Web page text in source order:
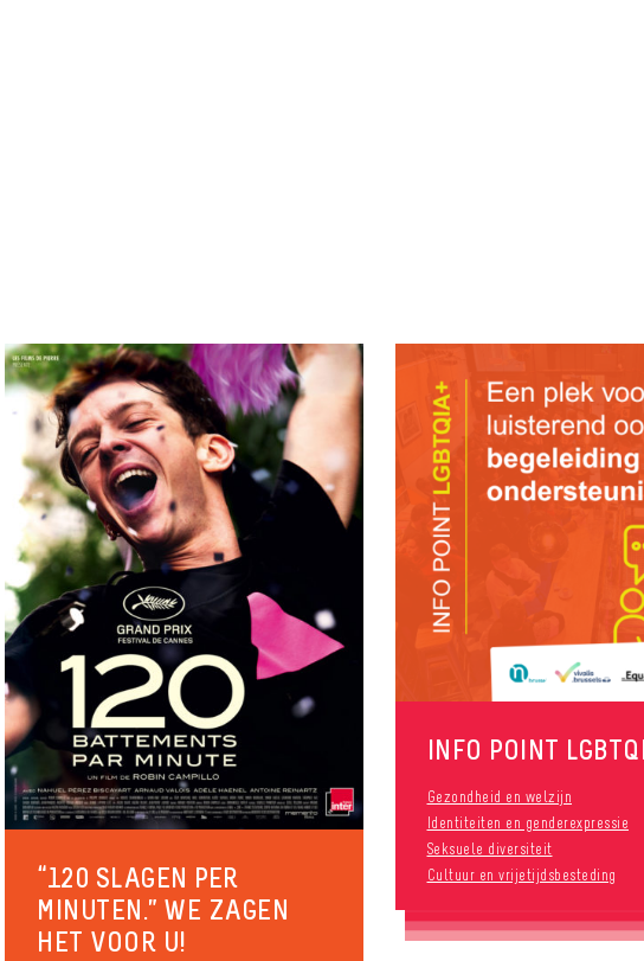
“120 SLAGEN PER
MINUTEN.” WE ZAGEN
HET VOOR U!
INFO POINT
Gezondheid en welzijn
Identiteiten en genderexpressie
Seksuele diversiteit
Cultuur en vrijetijdsbesteding